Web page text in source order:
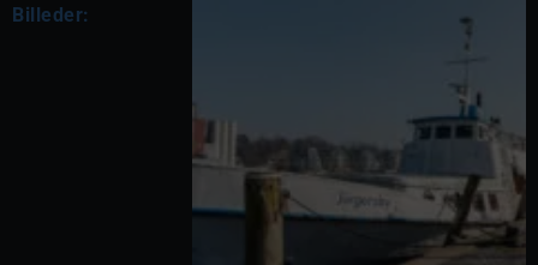
Billeder: